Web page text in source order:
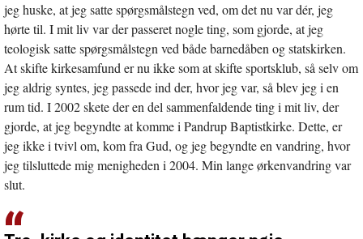
jeg huske, at jeg satte spørgsmålstegn ved, om det nu var dér, jeg
hørte til. I mit liv var der passeret nogle ting, som gjorde, at jeg
teologisk satte spørgsmålstegn ved både barnedåben og statskirken.
At skifte kirkesamfund er nu ikke som at skifte sportsklub, så selv om
jeg aldrig syntes, jeg passede ind der, hvor jeg var, så blev jeg i en
rum tid. I 2002 skete der en del sammenfaldende ting i mit liv, der
gjorde, at jeg begyndte at komme i Pandrup Baptistkirke. Dette, er
jeg ikke i tvivl om, kom fra Gud, og jeg begyndte en vandring, hvor
jeg tilsluttede mig menigheden i 2004. Min lange ørkenvandring var
slut.